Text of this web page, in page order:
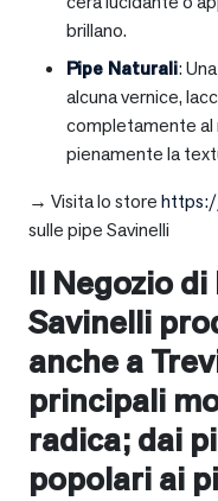
brillano.
Pipe Naturali:
alcuna vernice,
completamente al
pienamente la
→ Visita lo store
sulle pipe Savinelli
Il Negozio
Savinelli
anche a
principali
radica; dai
popolari ai